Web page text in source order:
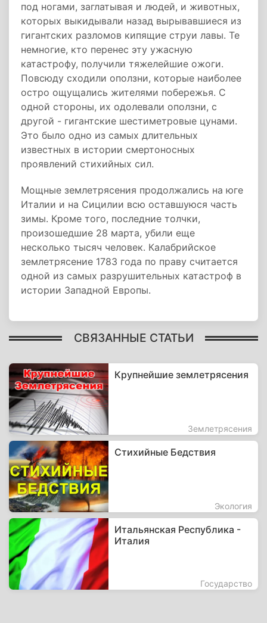
под ногами, заглатывая и людей, и животных,
которых выкидывали назад вырывавшиеся из
гигантских разломов кипящие струи лавы. Те
немногие, кто перенес эту ужасную
катастрофу, получили тяжелейшие ожоги.
Повсюду сходили оползни, которые наиболее
остро ощущались жителями побережья. С
одной стороны, их одолевали оползни, с
другой - гигантские шестиметровые цунами.
Это было одно из самых длительных
известных в истории смертоносных
проявлений стихийных сил.
Мощные землетрясения продолжались на юге
Италии и на Сицилии всю оставшуюся часть
зимы. Кроме того, последние толчки,
произошедшие 28 марта, убили еще
несколько тысяч человек. Калабрийское
землетрясение 1783 года по праву считается
одной из самых разрушительных катастроф в
истории Западной Европы.
СВЯЗАННЫЕ СТАТЬИ
Крупнейшие землетрясения
Землетрясения
Стихийные Бедствия
Экология
Итальянская Республика -
Италия
Государство